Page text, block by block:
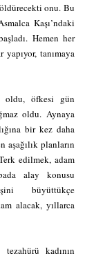
onu. Bu
Kaşı’ndaki
Hemen her
tanımaya
öfkesi gün
oldu. Aynaya
bir kez daha
aşağılık planların
edilmek, adam
alay konusu
büyüttükçe
alacak, yıllarca
kadının